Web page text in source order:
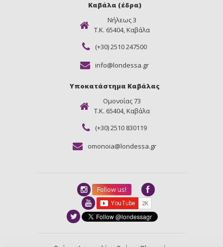
Καβάλα (έδρα)
Νήλεως 3
Τ.Κ. 65404, Καβάλα
(+30) 2510 247500
info@londessa.gr
Υποκατάστημα Καβάλας
Ομονοίας 73
Τ.Κ. 65404, Καβάλα
(+30) 2510 830119
omonoia@londessa.gr
Follow us!